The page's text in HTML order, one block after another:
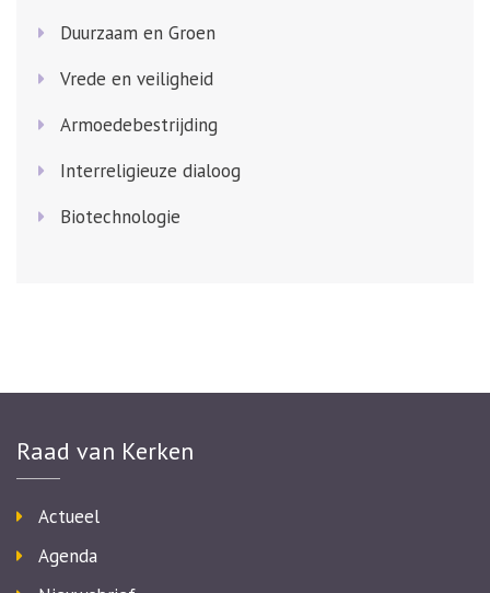
Duurzaam en Groen
Vrede en veiligheid
Armoedebestrijding
Interreligieuze dialoog
Biotechnologie
Raad van Kerken
Actueel
Agenda